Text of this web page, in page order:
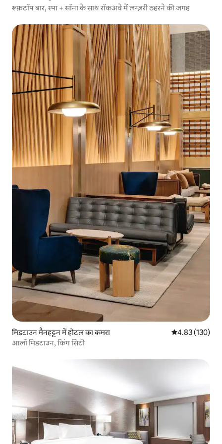
रूफ़टॉप बार, स्पा + सॉना के साथ रॉकअवे में लग्ज़री ठहरने की जगह
मिडटाउन मैनहट्टन में होटल का कमरा औसत रेटिंग 5 में से
4.83 (130)
आर्लो मिडटाउन, किंग सिटी